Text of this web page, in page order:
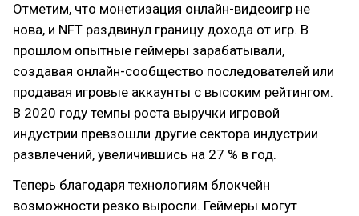
Отметим, что монетизация онлайн-видеоигр не
нова, и NFT раздвинул границу дохода от игр. В
прошлом опытные геймеры зарабатывали,
создавая онлайн-сообщество последователей или
продавая игровые аккаунты с высоким рейтингом.
В 2020 году темпы роста выручки игровой
индустрии превзошли другие сектора индустрии
развлечений, увеличившись на 27 % в год.
Теперь благодаря технологиям блокчейн
возможности резко выросли. Геймеры могут